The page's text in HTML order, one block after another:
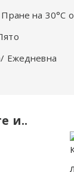
Пране на 30°C
Ежедневна
и..